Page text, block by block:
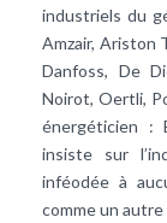
industriels du
Amzair, Ariston
Danfoss, De
Noirot, Oertli,
énergéticien :
insiste sur
inféodée à
comme un autre